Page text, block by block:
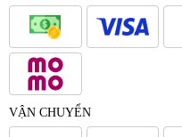
VẬN CHUYỂN